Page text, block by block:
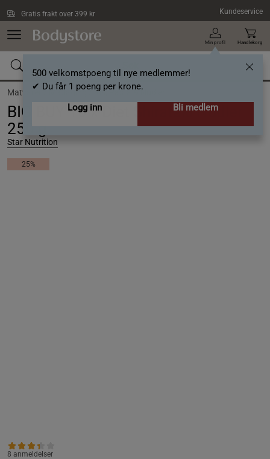
Gratis frakt over 399 kr Kundeservice
Min profil
500 velkomstpoeng til nye medlemmer!
✔ Du får 1 poeng per krone.
Logg inn
Bli medlem
Handlekorg
Matvarer / Matlaging /Ris, Pasta & Nudler
BIG BUY 16 x Diet Shirataki Nudler
250 g
Star Nutrition
25%
8 anmeldelser